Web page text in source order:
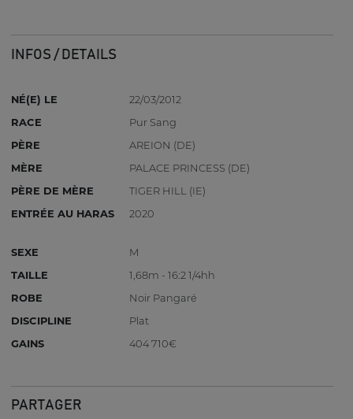
INFOS / DETAILS
NÉ(E) LE
22/03/2012
RACE
Pur Sang
PÈRE
AREION (DE)
MÈRE
PALACE PRINCESS (DE)
PÈRE DE MÈRE
TIGER HILL (IE)
ENTRÉE AU HARAS
2020
SEXE
M
TAILLE
1,68m - 16:2 1/4hh
ROBE
Noir Pangaré
DISCIPLINE
Plat
GAINS
404 710€
PARTAGER